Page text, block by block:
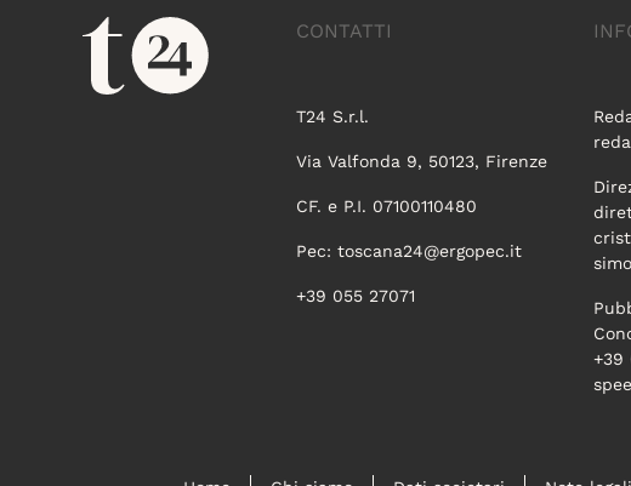
CONTATTI
T24 S.r.l.
Via Valfonda 9, 50123, Firenze
CF. e P.I. 07100110480
Pec: toscana24@ergopec.it
+39 055 27071
+39